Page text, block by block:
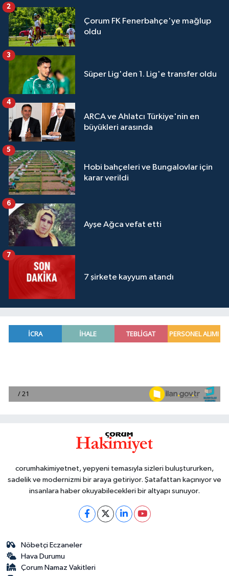
Çorum FK Fenerbahçe'ye mağlup
oldu
2
Süper Lig'den 1. Lig'e transfer oldu
3
ARCA ve Ahlatcı Türkiye'nin en
büyükleri arasında
4
Hobi bahçeleri ve Bungalovlar için
karar verildi
5
Ayşe Ağca vefat etti
6
7 şirkete kayyum atandı
7
corumhakimiyetnet, yepyeni temasıyla sizleri buluştururken,
sadelik ve modernizmi bir araya getiriyor. Şatafattan kaçınıyor ve
insanlara haber okuyabilecekleri bir altyapı sunuyor.
Nöbetçi Eczaneler
Hava Durumu
Çorum Namaz Vakitleri